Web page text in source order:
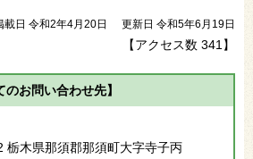
載日 令和2年4月20日 更新日 令和5年6月19日
【アクセス数 341 】
のお問い合わせ先】
栃木県那須郡那須町大字寺子丙